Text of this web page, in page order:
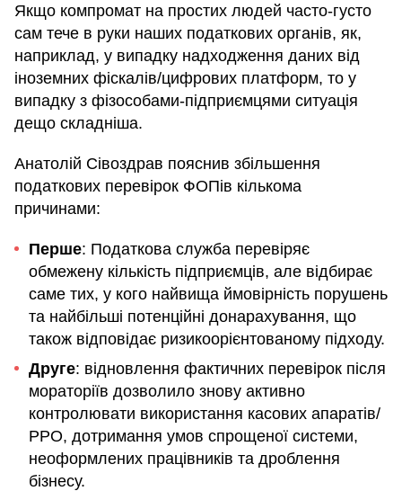
Якщо компромат на простих людей часто-густо
сам тече в руки наших податкових органів, як,
наприклад, у випадку надходження даних від
іноземних фіскалів/цифрових платформ, то у
випадку з фізособами-підприємцями ситуація
дещо складніша.
Анатолій Сівоздрав пояснив збільшення
податкових перевірок ФОПів кількома
причинами:
Перше: Податкова служба перевіряє
обмежену кількість підприємців, але відбирає
саме тих, у кого найвища ймовірність порушень
та найбільші потенційні донарахування, що
також відповідає ризикоорієнтованому підходу.
Друге: відновлення фактичних перевірок після
мораторіїв дозволило знову активно
контролювати використання касових апаратів/
РРО, дотримання умов спрощеної системи,
неоформлених працівників та дроблення
бізнесу.